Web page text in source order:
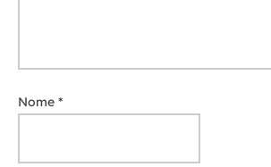
Nome *